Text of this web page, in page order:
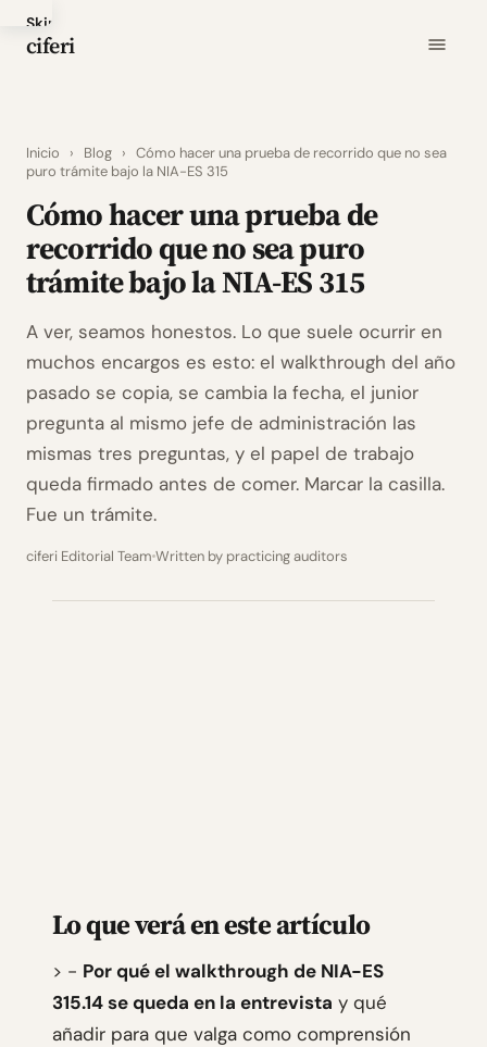
Skip
to
ciferi
Inicio › Blog › Cómo hacer una prueba de recorrido que no sea
puro trámite bajo la NIA-ES 315
Cómo hacer una prueba de
recorrido que no sea puro
trámite bajo la NIA-ES 315
A ver, seamos honestos. Lo que suele ocurrir en
muchos encargos es esto: el walkthrough del año
pasado se copia, se cambia la fecha, el junior
pregunta al mismo jefe de administración las
mismas tres preguntas, y el papel de trabajo
queda firmado antes de comer. Marcar la casilla.
Fue un trámite.
ciferi Editorial Team Written by practicing auditors
Lo que verá en este artículo
> - Por qué el walkthrough de NIA-ES
315.14 se queda en la entrevista y qué
añadir para que valga como comprensión